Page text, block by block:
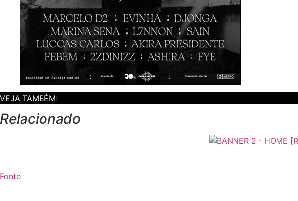
VEJA TAMBÉM:
Relacionado
Fonte